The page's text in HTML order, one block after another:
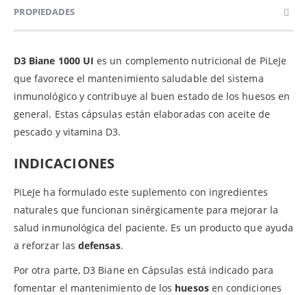
PROPIEDADES
D3 Biane 1000 UIes un complemento nutricional de PiLeJe
que favorece el mantenimiento saludable del sistema
inmunológico y contribuye al buen estado de los huesos en
general. Estas cápsulas están elaboradas con aceite de
pescado y vitamina D3.
INDICACIONES
PiLeJe ha formulado este suplemento con ingredientes
naturales que funcionan sinérgicamente para mejorar la
salud inmunológica del paciente. Es un producto que ayuda
a reforzar lasdefensas.
Por otra parte, D3 Biane en Cápsulas está indicado para
fomentar el mantenimiento de los huesosen condiciones